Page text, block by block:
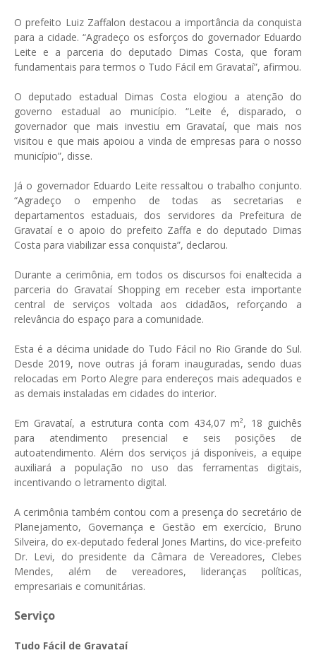
O prefeito Luiz Zaffalon destacou a importância da conquista
para a cidade. “Agradeço os esforços do governador Eduardo
Leite e a parceria do deputado Dimas Costa, que foram
fundamentais para termos o Tudo Fácil em Gravataí”, afirmou.
O deputado estadual Dimas Costa elogiou a atenção do
governo estadual ao município. “Leite é, disparado, o
governador que mais investiu em Gravataí, que mais nos
visitou e que mais apoiou a vinda de empresas para o nosso
município”, disse.
Já o governador Eduardo Leite ressaltou o trabalho conjunto.
“Agradeço o empenho de todas as secretarias e
departamentos estaduais, dos servidores da Prefeitura de
Gravataí e o apoio do prefeito Zaffa e do deputado Dimas
Costa para viabilizar essa conquista”, declarou.
Durante a cerimônia, em todos os discursos foi enaltecida a
parceria do Gravataí Shopping em receber esta importante
central de serviços voltada aos cidadãos, reforçando a
relevância do espaço para a comunidade.
Esta é a décima unidade do Tudo Fácil no Rio Grande do Sul.
Desde 2019, nove outras já foram inauguradas, sendo duas
relocadas em Porto Alegre para endereços mais adequados e
as demais instaladas em cidades do interior.
Em Gravataí, a estrutura conta com 434,07 m², 18 guichês
para atendimento presencial e seis posições de
autoatendimento. Além dos serviços já disponíveis, a equipe
auxiliará a população no uso das ferramentas digitais,
incentivando o letramento digital.
A cerimônia também contou com a presença do secretário de
Planejamento, Governança e Gestão em exercício, Bruno
Silveira, do ex-deputado federal Jones Martins, do vice-prefeito
Dr. Levi, do presidente da Câmara de Vereadores, Clebes
Mendes, além de vereadores, lideranças políticas,
empresariais e comunitárias.
Serviço
Tudo Fácil de Gravataí